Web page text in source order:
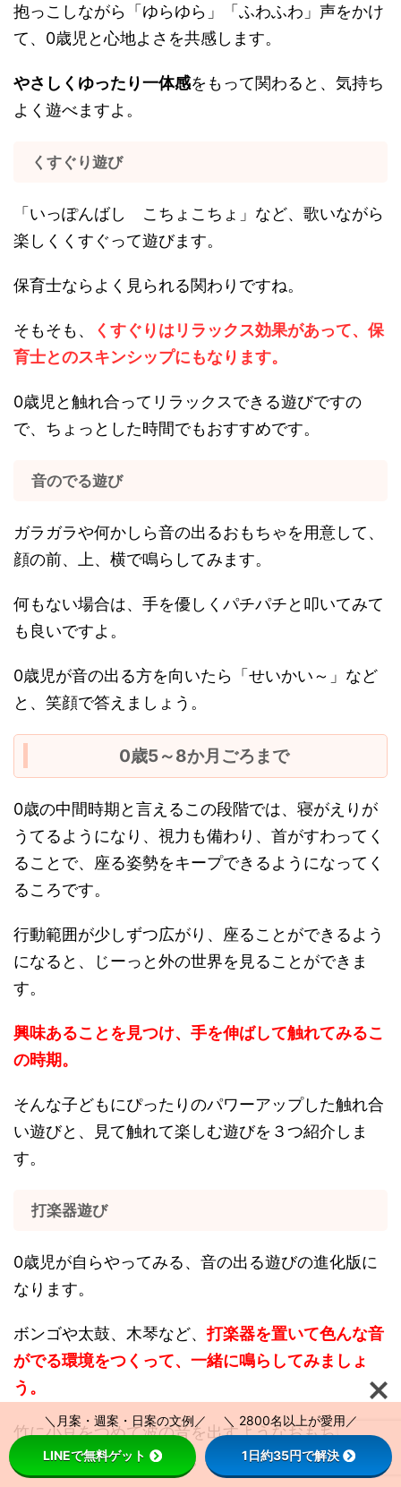
抱っこしながら「ゆらゆら」「ふわふわ」声をかけ
て、0歳児と心地よさを共感します。
やさしくゆったり一体感をもって関わると、気持ち
よく遊べますよ。
くすぐり遊び
「いっぽんばし こちょこちょ」など、歌いながら
楽しくくすぐって遊びます。
保育士ならよく見られる関わりですね。
そもそも、
くすぐりはリラックス効果があって、保
育士とのスキンシップにもなります。
0歳児と触れ合ってリラックスできる遊びですの
で、ちょっとした時間でもおすすめです。
音のでる遊び
ガラガラや何かしら音の出るおもちゃを用意して、
顔の前、上、横で鳴らしてみます。
何もない場合は、手を優しくパチパチと叩いてみて
も良いですよ。
0歳児が音の出る方を向いたら「せいかい～」など
と、笑顔で答えましょう。
0歳5～8か月ごろまで
0歳の中間時期と言えるこの段階では、寝がえりが
うてるようになり、視力も備わり、首がすわってく
ることで、座る姿勢をキープできるようになってく
るころです。
行動範囲が少しずつ広がり、座ることができるよう
になると、じーっと外の世界を見ることができま
す。
興味あることを見つけ、手を伸ばして触れてみるこ
の時期。
そんな子どもにぴったりのパワーアップした触れ合
い遊びと、見て触れて楽しむ遊びを３つ紹介しま
す。
打楽器遊び
0歳児が自らやってみる、音の出る遊びの進化版に
なります。
ボンゴや太鼓、木琴など、打楽器を置いて色んな音
がでる環境をつくって、一緒に鳴らしてみましょ
う。
竹に小豆をつめて波の音を出すようなおもちゃを作
ってみても良いでしょう。
＼月案・週案・日案の文例／ ＼ 2800名以上が愛用／
LINEで無料ゲット 1日約35円で解決